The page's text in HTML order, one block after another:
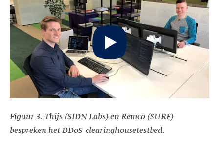
Start
video
Figuur 3. Thijs (SIDN Labs) en Remco (SURF)
bespreken het DDoS-clearinghousetestbed.